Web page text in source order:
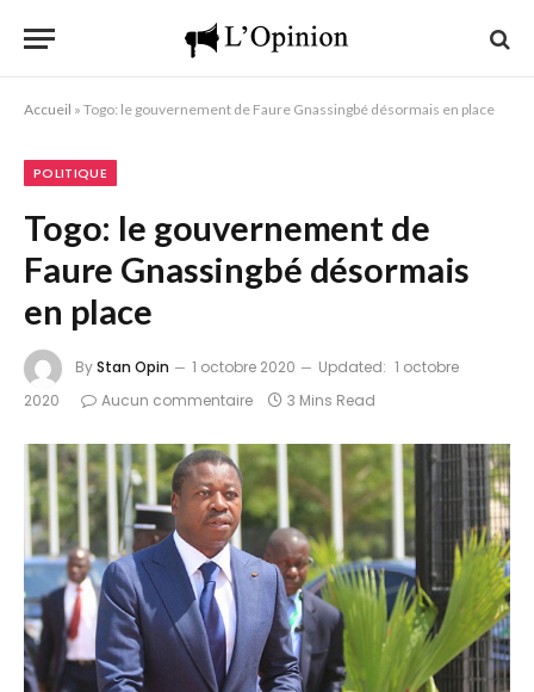
Accueil » Togo: le gouvernement de Faure Gnassingbé désormais en place
POLITIQUE
Togo: le gouvernement de
Faure Gnassingbé désormais
en place
ByStan Opin 1 octobre 2020 Updated: 1 octobre
2020
Aucun commentaire 3 Mins Read